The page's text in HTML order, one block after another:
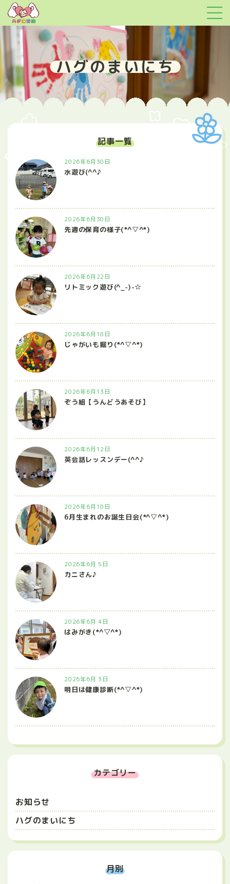
ハグのまいにち
記事一覧
2026年6月30日
水遊び(^^♪
2026年6月30日
先週の保育の様子(*^▽^*)
2026年6月22日
リトミック遊び(^_-)-☆
2026年6月18日
じゃがいも掘り(*^▽^*)
2026年6月13日
ぞう組【うんどうあそび】
2026年6月12日
英会話レッスンデー(^^♪
2026年6月10日
6月生まれのお誕生日会(*^▽^*)
2026年6月 5日
カニさん♪
2026年6月 4日
はみがき(*^▽^*)
2026年6月 3日
明日は健康診断(*^▽^*)
カテゴリー
お知らせ
ハグのまいにち
月別